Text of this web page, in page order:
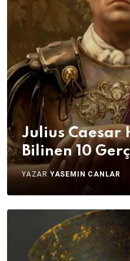
Julius Caesar
Bilinen 10
YAZAR YASEMIN CANLAR